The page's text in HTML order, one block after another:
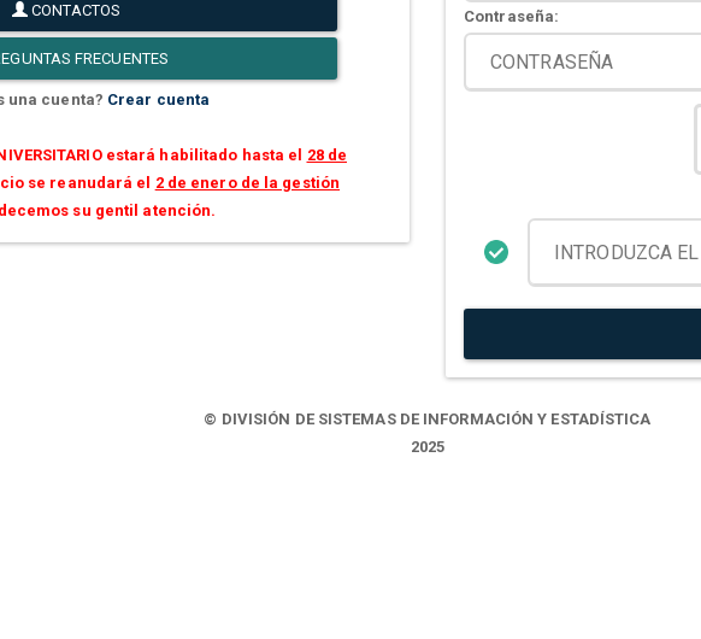
CONTACTOS
FRECUENTES
una cuenta? Crear cuenta
estará habilitado hasta el 28 de
se reanudará el 2 de enero de la gestión
su gentil atención.
Contraseña:
© DIVISIÓN DE SISTEMAS DE INFORMACIÓN Y ESTADÍSTICA
2025